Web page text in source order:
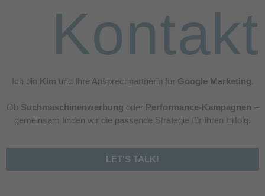
Kontakt
Ich bin Kim und Ihre Ansprechpartnerin für Google Marketing.
Ob Suchmaschinenwerbung oder Performance-Kampagnen –
gemeinsam finden wir die passende Strategie für Ihren Erfolg.
LET'S TALK!